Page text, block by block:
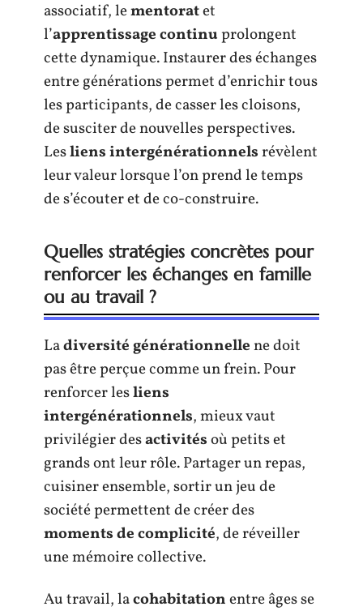
associatif, lementoratet
l’apprentissage continuprolongent
cette dynamique. Instaurer des échanges
entre générations permet d’enrichir tous
les participants, de casser les cloisons,
de susciter de nouvelles perspectives.
Lesliens intergénérationnelsrévèlent
leur valeur lorsque l’on prend le temps
de s’écouter et de co-construire.
Quelles stratégies concrètes pour
renforcer les échanges en famille
ou au travail ?
Ladiversité générationnellene doit
pas être perçue comme un frein. Pour
renforcer lesliens
intergénérationnels, mieux vaut
privilégier desactivitésoù petits et
grands ont leur rôle. Partager un repas,
cuisiner ensemble, sortir un jeu de
société permettent de créer des
moments de complicité, de réveiller
une mémoire collective.
Au travail, lacohabitationentre âges se